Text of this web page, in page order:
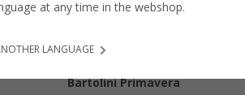
Bartolini Primavera
at any time in the webshop.
LANGUAGE